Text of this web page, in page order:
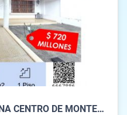
VENTA DE CASA EN LA ZONA CENTRO DE MONTERIA